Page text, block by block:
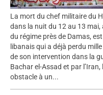
La mort du chef militaire du
dans la nuit du 12 au 13 mai,
du régime près de Damas,
libanais qui a déjà perdu
de son intervention dans la
Bachar el-Assad et par
obstacle à un...